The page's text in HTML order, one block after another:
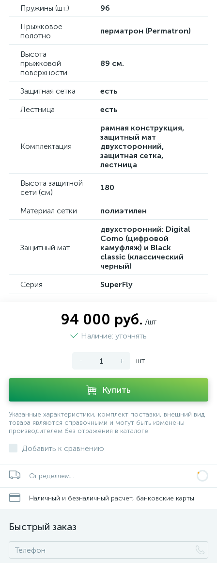
Пружины (шт.)
96
Прыжковое
полотно
перматрон (Permatron)
Высота
прыжковой
поверхности
89 см.
Защитная сетка
есть
Лестница
есть
Комплектация
рамная конструкция,
защитный мат
двухсторонний,
защитная сетка,
лестница
Высота защитной
сети (см)
180
Материал сетки полиэтилен
Защитный мат
двухсторонний: Digital
Como (цифровой
камуфляж) и Black
classic (классический
черный)
Серия
SuperFly
94 000 руб. /шт
Наличие: уточнять
- + шт
Купить
Указанные характеристики, комплект поставки, внешний вид
товара являются справочными и могут быть изменены
производителем без отражения в каталоге.
Добавить к сравнению
Определяем...
Наличный и безналичный расчет, банковские карты
Быстрый заказ